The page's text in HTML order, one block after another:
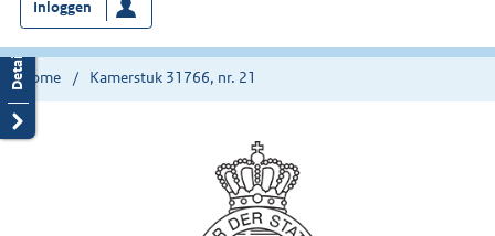
nu
hier:
Inloggen
Home Kamerstuk 31766, nr. 21